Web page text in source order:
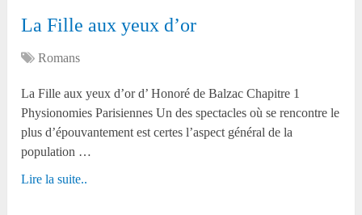
La Fille aux yeux d’or
Romans
La Fille aux yeux d’or d’ Honoré de Balzac Chapitre 1
Physionomies Parisiennes Un des spectacles où se rencontre le
plus d’épouvantement est certes l’aspect général de la
population …
Lire la suite..